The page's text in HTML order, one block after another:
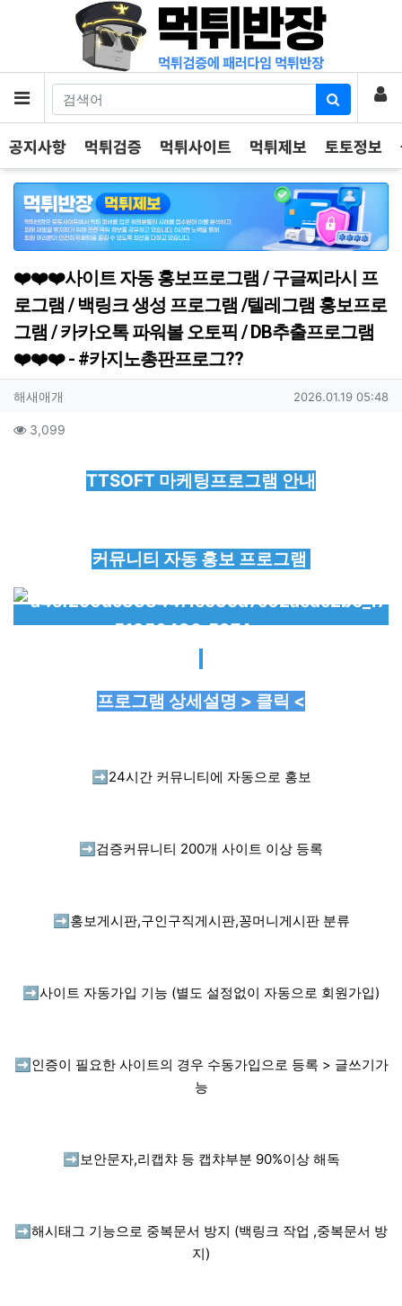
메뉴 로
공지사항 먹튀검증 먹튀사이트 먹튀제보 토토정보
❤️❤️❤️사이트 자동 홍보프로그램 / 구글찌라시 프
로그램 / 백링크 생성 프로그램 /텔레그램 홍보프로
그램 / 카카오톡 파워볼 오토픽 / DB추출프로그램
❤️❤️❤️ - #카지노총판프로그??
작성자 정보
해새애개 작성일
2026.01.19 05:48
컨텐츠 정보
3,099
TTSOFT 마케팅프로그램 안내
커뮤니티 자동 홍보 프로그램
프로그램 상세설명 > 클릭 <
➡️ 24시간 커뮤니티에 자동으로 홍보
➡️ 검증커뮤니티 200개 사이트 이상 등록
➡️ 홍보게시판,구인구직게시판,꽁머니게시판 분류
➡️ 사이트 자동가입 기능 (별도 설정없이 자동으로 회원가입)
➡️ 인증이 필요한 사이트의 경우 수동가입으로 등록 > 글쓰기가
능
➡️ 보안문자,리캡챠 등 캡챠부분 90%이상 해독
➡️ 해시태그 기능으로 중복문서 방지 (백링크 작업 ,중복문서 방
지)